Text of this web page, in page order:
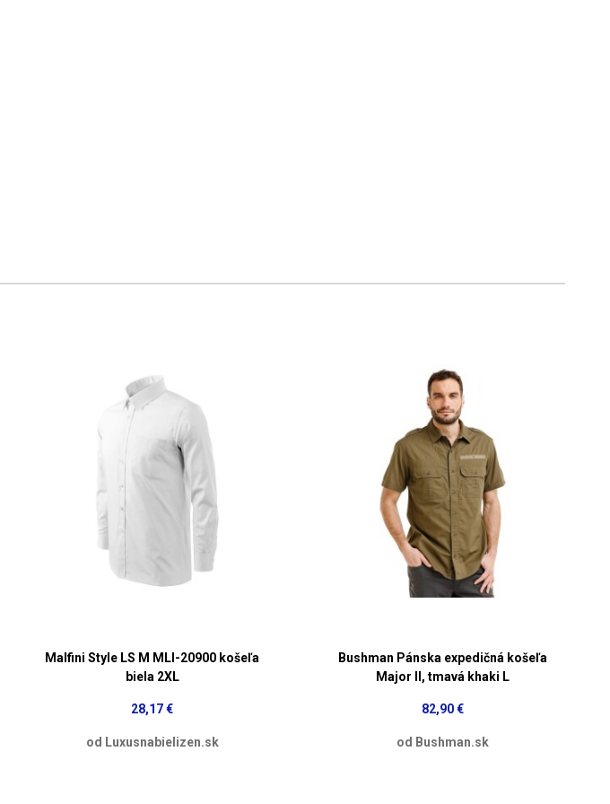
Malfini Style LS M MLI-20900 košeľa
biela 2XL
28,17 €
od Luxusnabielizen.sk
Bushman Pánska expedičná košeľa
Major II, tmavá khaki L
82,90 €
od Bushman.sk